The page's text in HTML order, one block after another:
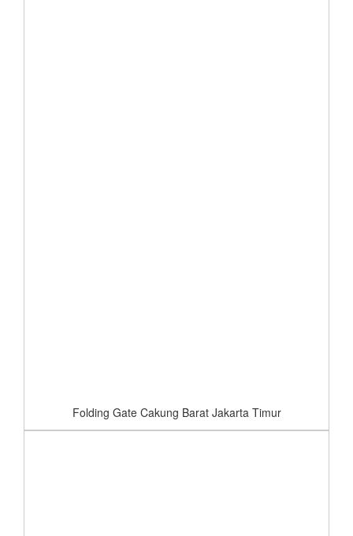
Folding Gate Cakung Barat Jakarta Timur